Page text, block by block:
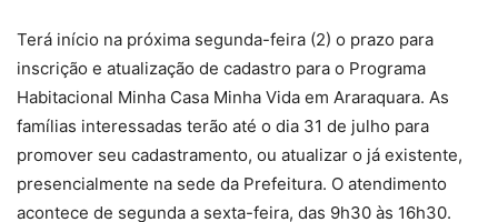
Terá início na próxima segunda-feira (2) o prazo para
inscrição e atualização de cadastro para o Programa
Habitacional Minha Casa Minha Vida em Araraquara. As
famílias interessadas terão até o dia 31 de julho para
promover seu cadastramento, ou atualizar o já existente,
presencialmente na sede da Prefeitura. O atendimento
acontece de segunda a sexta-feira, das 9h30 às 16h30.